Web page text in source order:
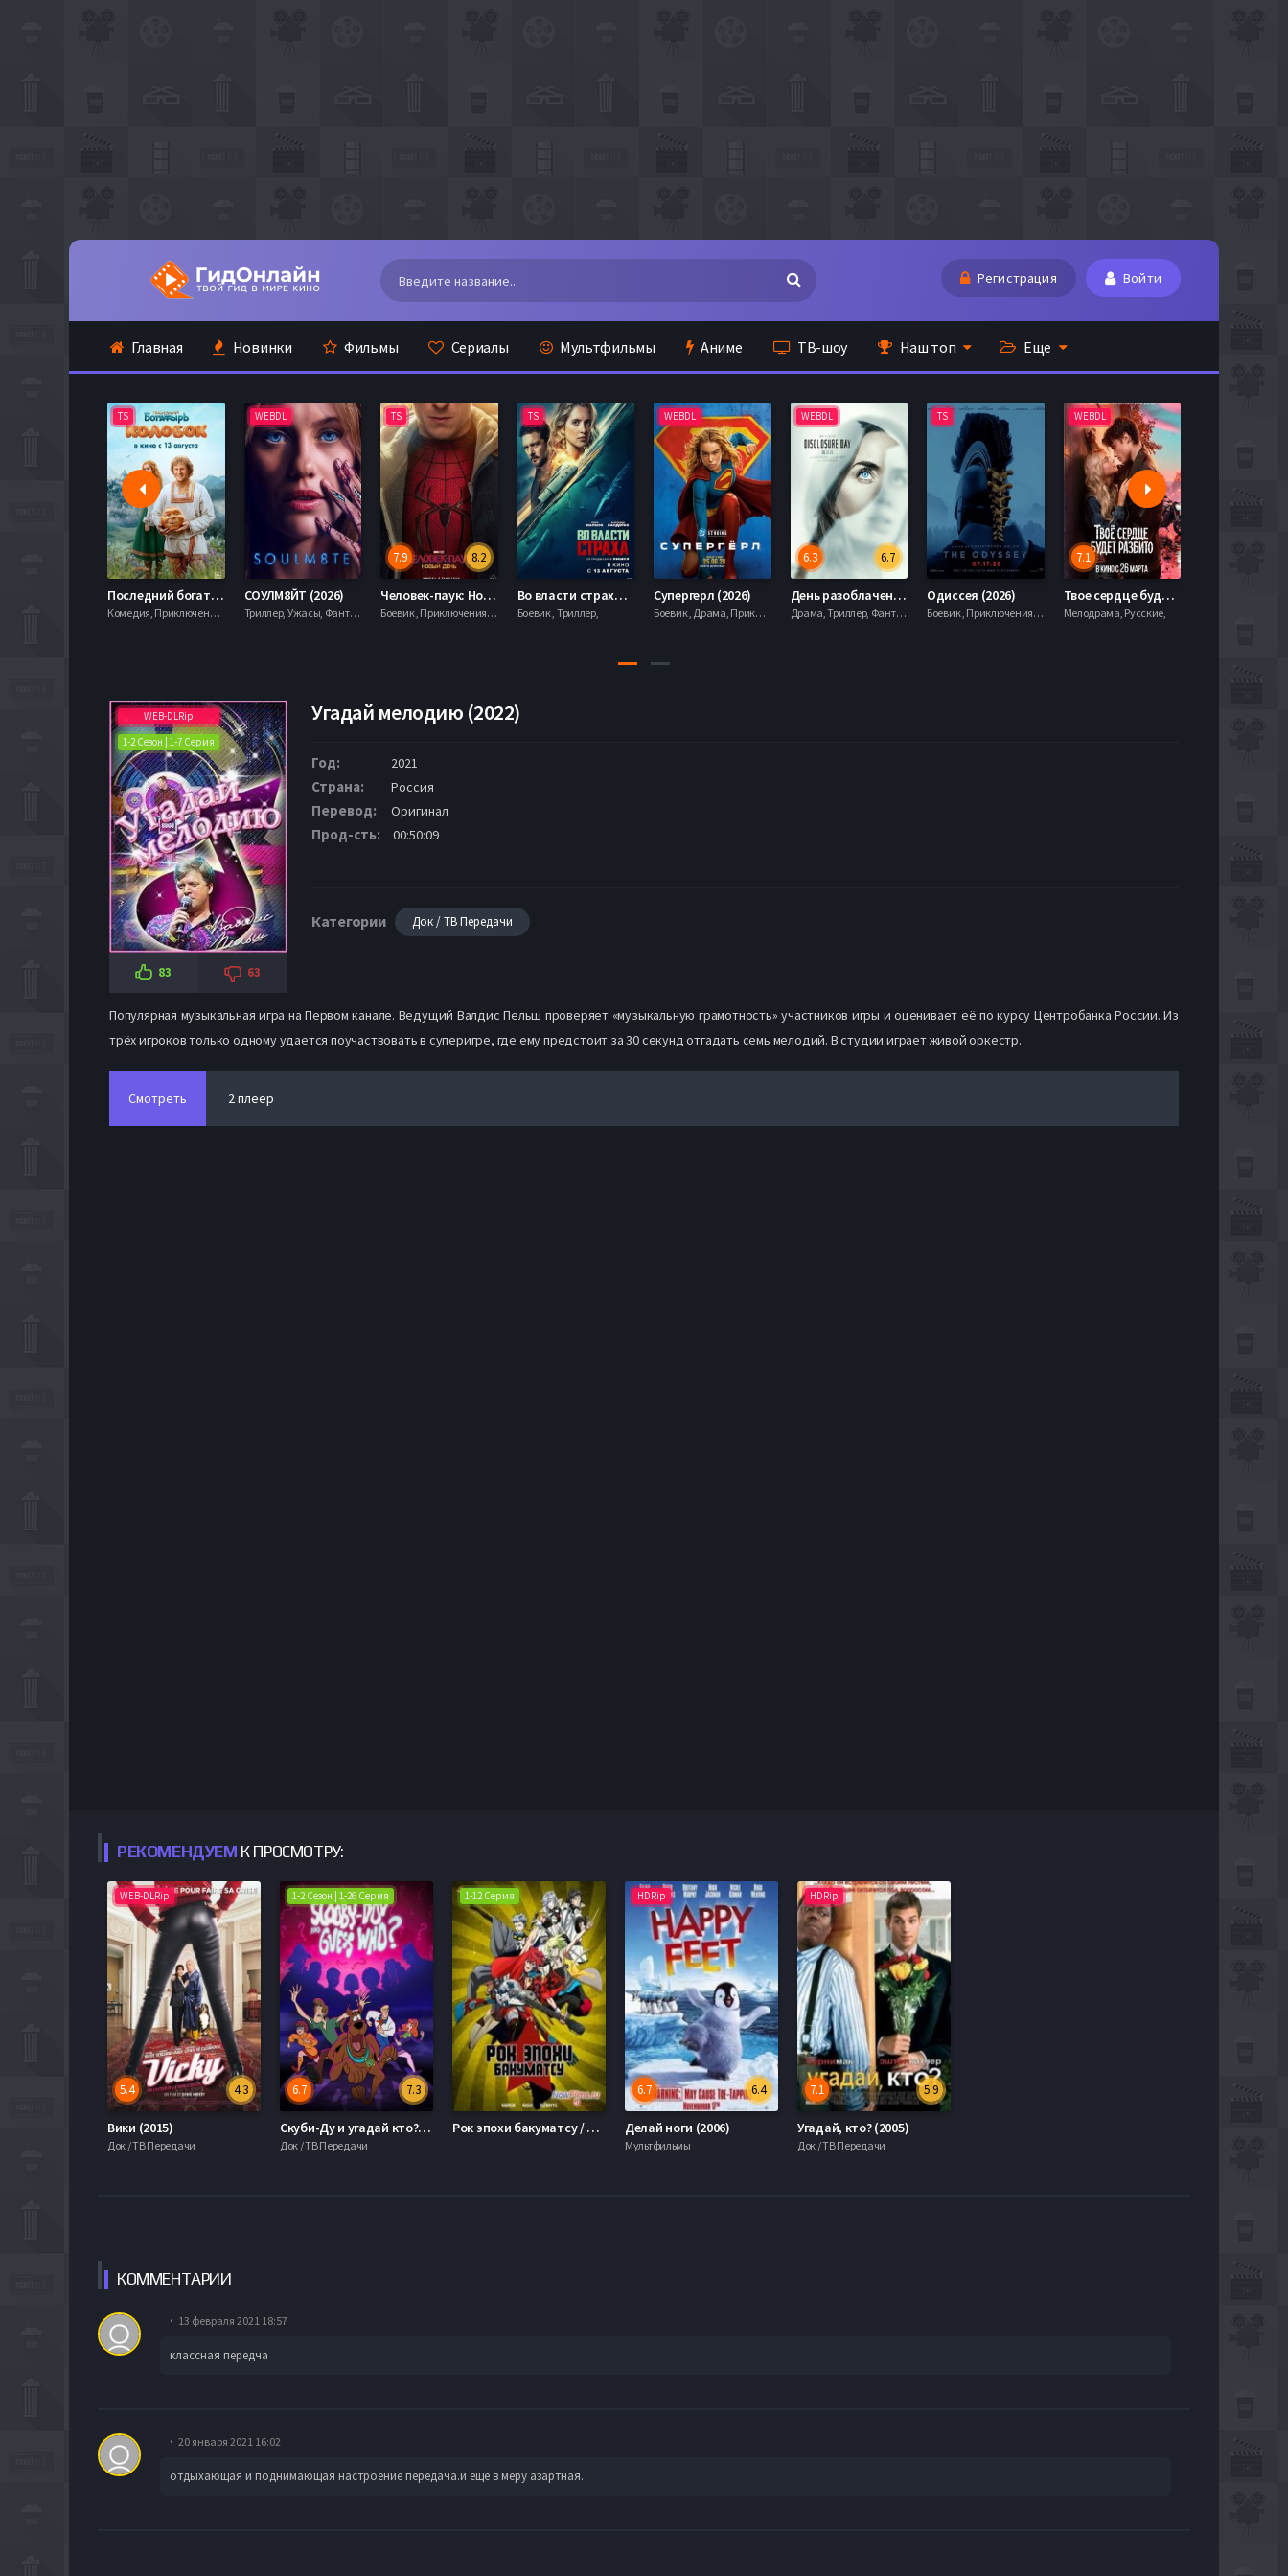
Регистрация Войти
Главная Новинки Фильмы Сериалы Мультфильмы Аниме ТВ-шоу Наш топ Еще
TS
Последний богатырь. Колобок (2026)
Комедия, Приключения, Фэнтези,
WEBDL
СОУЛМ8ЙТ (2026)
Триллер, Ужасы, Фантастика,
TS
8.2
7.9
Человек-паук: Новый день (2026)
Боевик , Приключения, Фантастика, Фэнтези,
TS
Во власти страха (2026)
Боевик , Триллер,
WEBDL
Супергерл (2026)
Боевик , Драма, Приключения, Фантастика,
WEBDL
6.7
6.3
День разоблачения (2026)
Драма, Триллер, Фантастика,
TS
Одиссея (2026)
Боевик , Приключения, Фэнтези,
WEBDL
7.1
Твое сердце будет разбито (2026)
Мелодрама, Русские,
WEB-DLRip
1-2 Сезон | 1-7 Серия
83 63
Угадай мелодию (2022)
Год: 2021
Страна: Россия
Перевод: Оригинал
Прод-сть: 00:50:09
Категории Док / ТВ Передачи
Популярная музыкальная игра на Первом канале. Ведущий Валдис Пельш проверяет «музыкальную грамотность» участников игры и оценивает её по курсу Центробанка России. Из
трёх игроков только одному удается поучаствовать в суперигре, где ему предстоит за 30 секунд отгадать семь мелодий. В студии играет живой оркестр.
Смотреть 2 плеер
РЕКОМЕНДУЕМ К ПРОСМОТРУ:
WEB-DLRip
4.3
5.4
Вики (2015)
Док / ТВ Передачи
1-2 Сезон | 1-26 Серия
7.3
6.7
Скуби-Ду и угадай кто? (1-2 Сезон)
Док / ТВ Передачи
1-12 Серия
Рок эпохи бакуматсу / Рок эпохи Бакумацу (2014)
HDRip
6.4
6.7
Делай ноги (2006)
Мультфильмы
HDRip
5.9
7.1
Угадай, кто? (2005)
Док / ТВ Передачи
КОММЕНТАРИИ
13 февраля 2021 18:57
классная передча
20 января 2021 16:02
отдыхающая и поднимающая настроение передача.и еще в меру азартная.